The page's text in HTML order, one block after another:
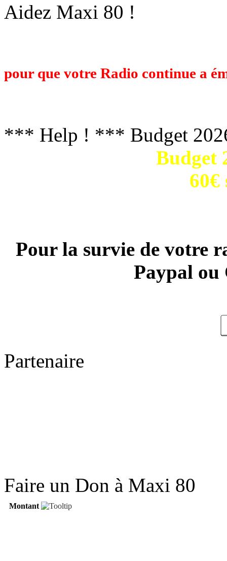
Aidez Maxi 80 !
pour que votre Radio continue a
*** Help ! *** Budget
Budget
60€
Pour la survie de votre
Paypal ou
Partenaire
Faire un Don à Maxi 80
Montant